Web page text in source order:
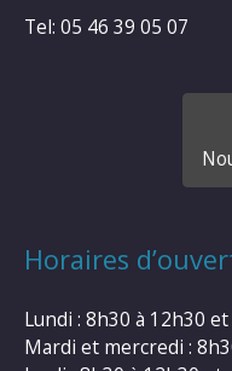
Tel: 05 46 39 05 07
Horaires
Lundi : 8h30 à 12h30
Mardi et mercredi :